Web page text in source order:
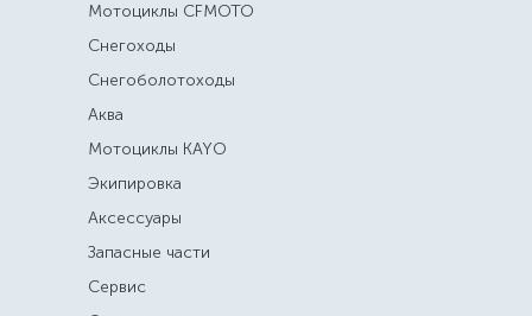
Мотоциклы CFMOTO
Снегоходы
Снегоболотоходы
Аква
Мотоциклы KAYO
Экипировка
Аксессуары
Запасные части
Сервис